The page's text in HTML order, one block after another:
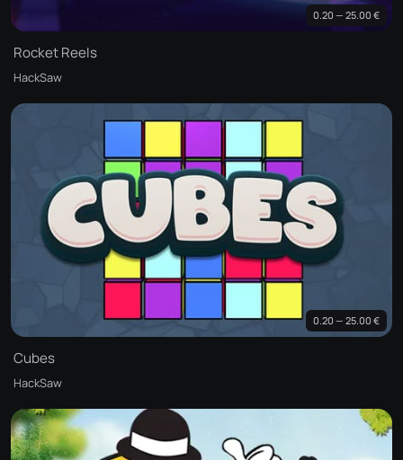
0.20 — 25.00 €
Rocket Reels
HackSaw
0.20 — 25.00 €
Cubes
HackSaw